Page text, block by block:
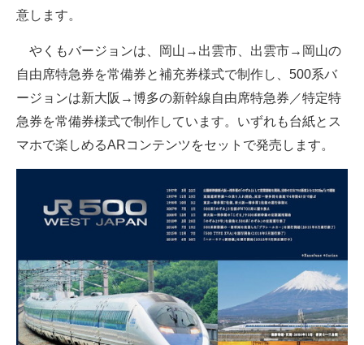
エレクトロニクス専門サイト
電子設計の基本と応用
エネルギーの専門メディア
建設×テクノロジーの最前線
意します。
やくもバージョンは、岡山→出雲市、出雲市→岡山の
自由席特急券を常備券と補充券様式で制作し、500系バ
ージョンは新大阪→博多の新幹線自由席特急券／特定特
急券を常備券様式で制作しています。いずれも台紙とス
マホで楽しめるARコンテンツをセットで発売します。